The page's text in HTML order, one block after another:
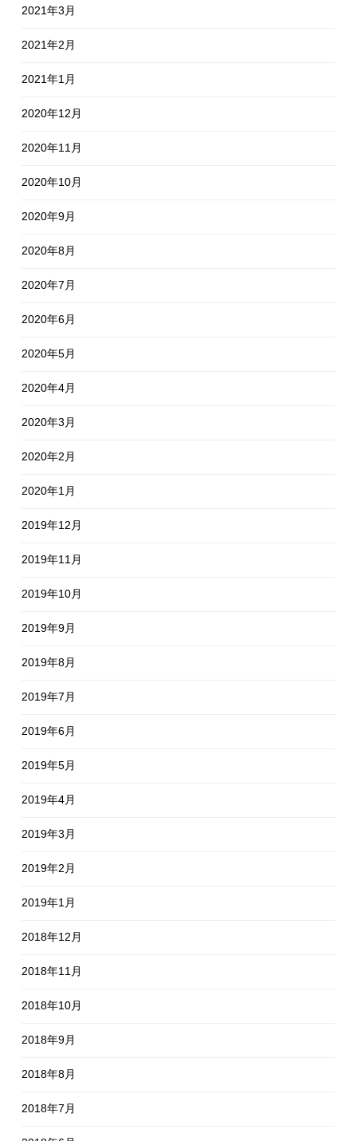
2021年3月
2021年2月
2021年1月
2020年12月
2020年11月
2020年10月
2020年9月
2020年8月
2020年7月
2020年6月
2020年5月
2020年4月
2020年3月
2020年2月
2020年1月
2019年12月
2019年11月
2019年10月
2019年9月
2019年8月
2019年7月
2019年6月
2019年5月
2019年4月
2019年3月
2019年2月
2019年1月
2018年12月
2018年11月
2018年10月
2018年9月
2018年8月
2018年7月